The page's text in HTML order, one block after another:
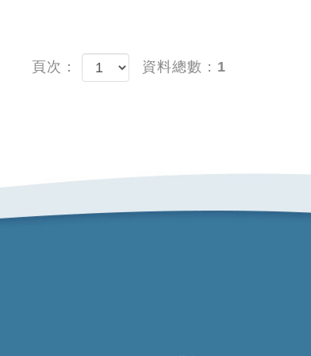
頁次： 資料總數：1